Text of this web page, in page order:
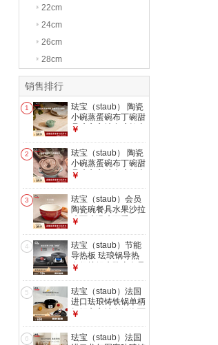
22cm
24cm
26cm
28cm
销售排行
1
珐宝（staub） 陶瓷
小碗蒸蛋碗布丁碗甜
品碗宝宝辅食碗炖盅
形小盅尤加利绿
10cm
￥
2
珐宝（staub） 陶瓷
小碗蒸蛋碗布丁碗甜
品碗宝宝辅食碗炖盅
形小盅蜜桃粉10cm
￥
3
珐宝（staub）会员
陶瓷碗餐具水果沙拉
碗面碗汤碗可爱ins
脂红
￥
4
珐宝（staub）节能
导热板 珐琅锅导热
盘保护锅底防变色导
热解冻盘24cm
￥
5
珐宝（staub）法国
进口珐琅铸铁锅单柄
奶锅宝宝辅食锅泡面
锅 迷你单柄奶锅黑
色 10cm
￥
6
珐宝（staub）法国